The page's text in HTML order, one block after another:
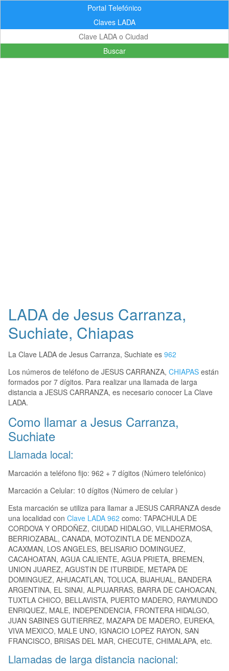
Portal Telefónico
Claves LADA
Buscar
LADA de Jesus Carranza,
Suchiate, Chiapas
La Clave LADA de Jesus Carranza, Suchiate es 962
Los números de teléfono de JESUS CARRANZA, CHIAPAS están
formados por 7 dígitos. Para realizar una llamada de larga
distancia a JESUS CARRANZA, es necesario conocer La Clave
LADA.
Como llamar a Jesus Carranza,
Suchiate
Llamada local:
Marcación a teléfono fijo: 962 + 7 dígitos (Número telefónico)
Marcación a Celular: 10 dígitos (Número de celular )
Esta marcación se utiliza para llamar a JESUS CARRANZA desde
una localidad con Clave LADA 962 como: TAPACHULA DE
CORDOVA Y ORDOÑEZ, CIUDAD HIDALGO, VILLAHERMOSA,
BERRIOZABAL, CANADA, MOTOZINTLA DE MENDOZA,
ACAXMAN, LOS ANGELES, BELISARIO DOMINGUEZ,
CACAHOATAN, AGUA CALIENTE, AGUA PRIETA, BREMEN,
UNION JUAREZ, AGUSTIN DE ITURBIDE, METAPA DE
DOMINGUEZ, AHUACATLAN, TOLUCA, BIJAHUAL, BANDERA
ARGENTINA, EL SINAI, ALPUJARRAS, BARRA DE CAHOACAN,
TUXTLA CHICO, BELLAVISTA, PUERTO MADERO, RAYMUNDO
ENRIQUEZ, MALE, INDEPENDENCIA, FRONTERA HIDALGO,
JUAN SABINES GUTIERREZ, MAZAPA DE MADERO, EUREKA,
VIVA MEXICO, MALE UNO, IGNACIO LOPEZ RAYON, SAN
FRANCISCO, BRISAS DEL MAR, CHECUTE, CHIMALAPA, etc.
Llamadas de larga distancia nacional: